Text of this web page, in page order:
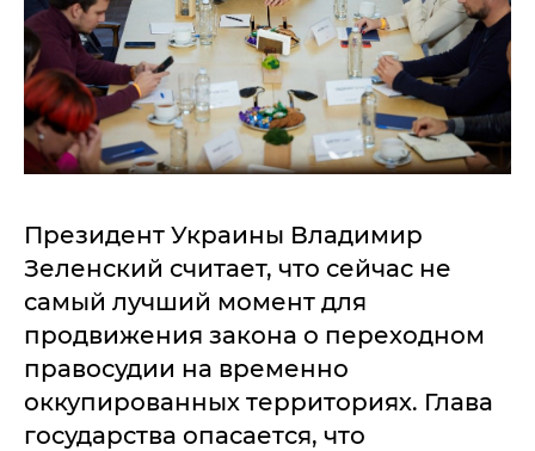
Президент Украины Владимир
Зеленский считает, что сейчас не
самый лучший момент для
продвижения закона о переходном
правосудии на временно
оккупированных территориях. Глава
государства опасается, что